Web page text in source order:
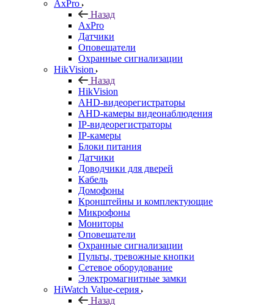
AxPro
Назад
AxPro
Датчики
Оповещатели
Охранные сигнализации
HikVision
Назад
HikVision
AHD-видеорегистраторы
AHD-камеры видеонаблюдения
IP-видеорегистраторы
IP-камеры
Блоки питания
Датчики
Доводчики для дверей
Кабель
Домофоны
Кронштейны и комплектующие
Микрофоны
Мониторы
Оповещатели
Охранные сигнализации
Пульты, тревожные кнопки
Сетевое оборудование
Электромагнитные замки
HiWatch Value-серия
Назад